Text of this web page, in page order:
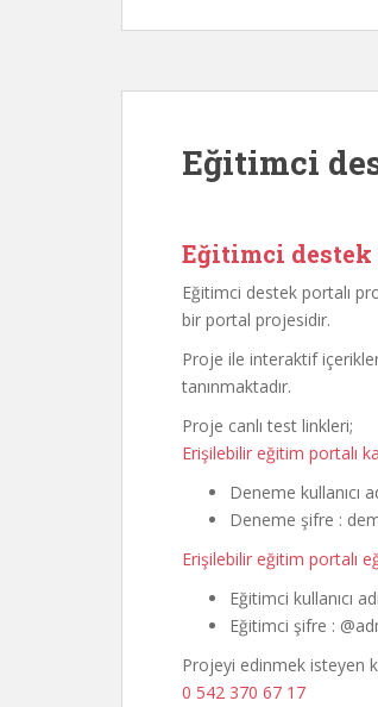
Eğitimci
Eğitimci destek
Eğitimci destek portalı
bir portal projesidir.
Proje ile interaktif
tanınmaktadır.
Proje canlı test linkleri;
Erişilebilir eğitim portalı
Deneme kullanıcı
Deneme şifre :
Erişilebilir eğitim portalı
Eğitimci kullanıcı
Eğitimci şifre :
Projeyi edinmek isteyen
0 542 370 67 17